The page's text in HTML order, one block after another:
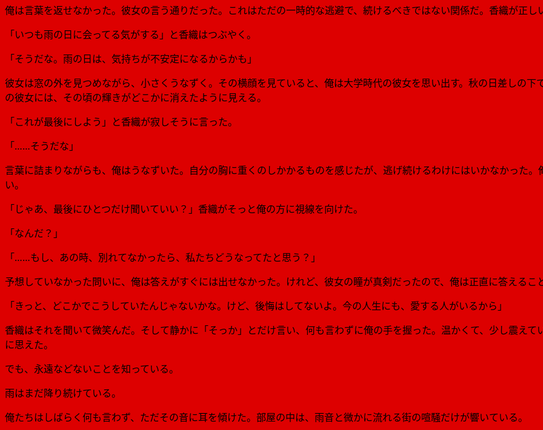
俺は言葉を返せなかった。彼女の言う通りだった。これはただの一時的な逃避で、続けるべきではない関係だ。香織が正し
「いつも雨の日に会ってる気がする」と香織はつぶやく。
「そうだな。雨の日は、気持ちが不安定になるからかも」
彼女は窓の外を見つめながら、小さくうなずく。その横顔を見ていると、俺は大学時代の彼女を思い出す。秋の日差しの
の彼女には、その頃の輝きがどこかに消えたように見える。
「これが最後にしよう」と香織が寂しそうに言った。
「……そうだな」
言葉に詰まりながらも、俺はうなずいた。自分の胸に重くのしかかるものを感じたが、逃げ続けるわけにはいかなかった
い。
「じゃあ、最後にひとつだけ聞いていい？」香織がそっと俺の方に視線を向けた。
「なんだ？」
「……もし、あの時、別れてなかったら、私たちどうなってたと思う？」
予想していなかった問いに、俺は答えがすぐには出せなかった。けれど、彼女の瞳が真剣だったので、俺は正直に答えるこ
「きっと、どこかでこうしていたんじゃないかな。けど、後悔はしてないよ。今の人生にも、愛する人がいるから」
香織はそれを聞いて微笑んだ。そして静かに「そっか」とだけ言い、何も言わずに俺の手を握った。温かくて、少し震え
に思えた。
でも、永遠などないことを知っている。
雨はまだ降り続けている。
俺たちはしばらく何も言わず、ただその音に耳を傾けた。部屋の中は、雨音と微かに流れる街の喧騒だけが響いている。